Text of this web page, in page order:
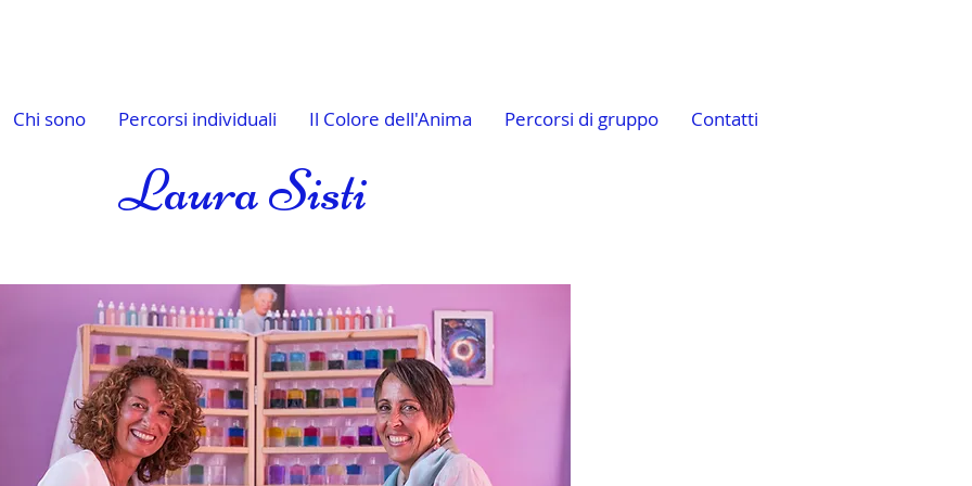
Chi sono Percorsi individuali Il Colore dell'Anima Percorsi di gruppo Contatti
Laura Sisti